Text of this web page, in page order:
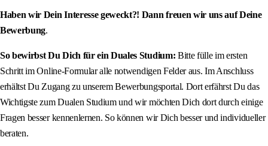
Haben wir Dein Interesse geweckt?! Dann freuen wir uns auf Deine
Bewerbung.
So bewirbst Du Dich für ein Duales Studium: Bitte fülle im ersten
Schritt im Online-Formular alle notwendigen Felder aus. Im Anschluss
erhältst Du Zugang zu unserem Bewerbungsportal. Dort erfährst Du das
Wichtigste zum Dualen Studium und wir möchten Dich dort durch einige
Fragen besser kennenlernen. So können wir Dich besser und individueller
beraten.